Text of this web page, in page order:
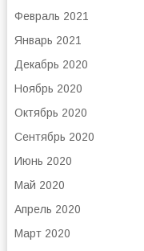
Февраль 2021
Январь 2021
Декабрь 2020
Ноябрь 2020
Октябрь 2020
Сентябрь 2020
Июнь 2020
Май 2020
Апрель 2020
Март 2020